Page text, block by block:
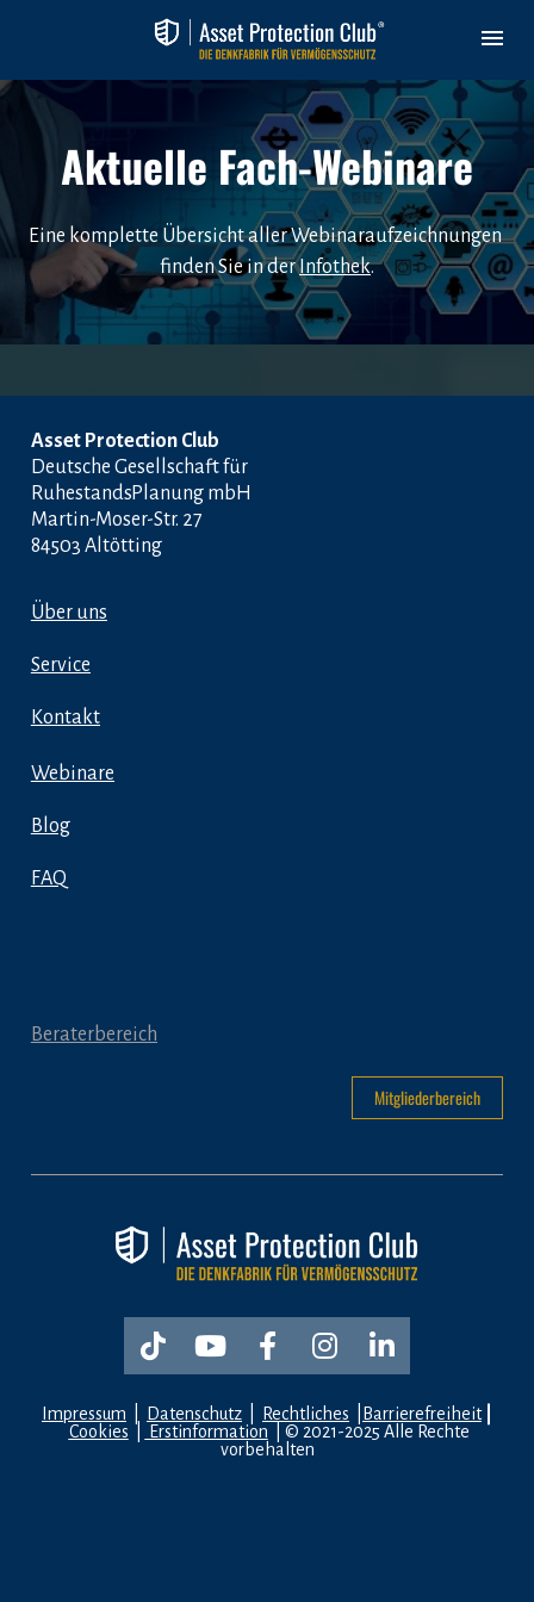
Aktuelle Fach-Webinare
Eine komplette Übersicht aller Webinaraufzeichnungen
finden Sie in der Infothek.
Asset Protection Club
Deutsche Gesellschaft für
RuhestandsPlanung mbH
Martin-Moser-Str. 27
84503 Altötting
Über uns
Service
Kontakt
Webinare
Blog
FAQ
Beraterbereich
Mitgliederbereich
Share on TikTok
Share on Youtube
Share on Facebook
Share onShare on
Impressum Datenschutz Rechtliches Barrierefreiheit
Cookies
Erstinformation
© 2021-2025 Alle Rechte
vorbehalten